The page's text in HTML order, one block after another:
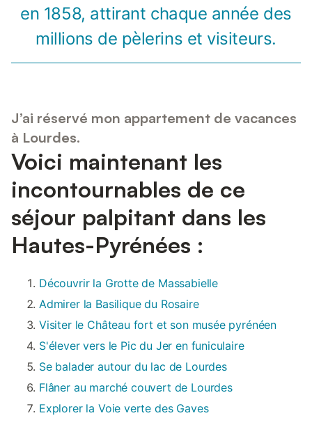
en 1858, attirant chaque année des
millions de pèlerins et visiteurs.
J’ai réservé mon appartement de vacances
à Lourdes.
Voici maintenant les
incontournables de ce
séjour palpitant dans les
Hautes-Pyrénées :
Découvrir la Grotte de Massabielle
Admirer la Basilique du Rosaire
Visiter le Château fort et son musée pyrénéen
S'élever vers le Pic du Jer en funiculaire
Se balader autour du lac de Lourdes
Flâner au marché couvert de Lourdes
Explorer la Voie verte des Gaves